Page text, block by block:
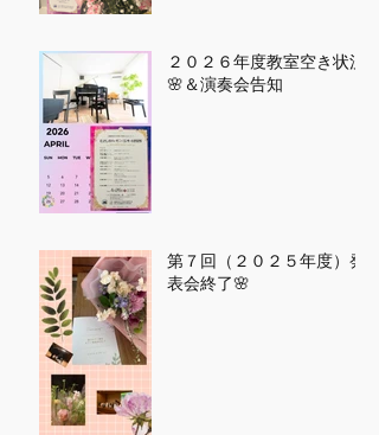
２０２６年度教室空き状況
🌸＆演奏会告知
第７回（２０２５年度）発
表会終了🌸